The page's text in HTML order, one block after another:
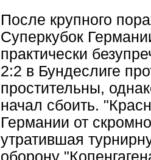
После крупного
Суперкубок
практически
2:2 в Бундеслиге
простительны,
начал сбоить.
Германии от
утратившая
оборону